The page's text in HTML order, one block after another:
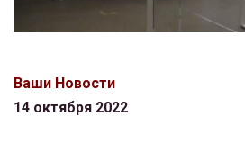
Ваши Новости
14 октября 2022